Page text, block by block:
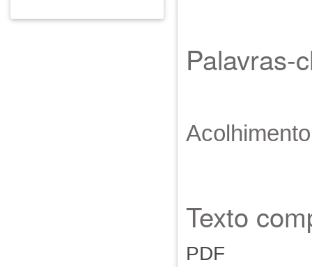
Palavras-
Texto
PDF